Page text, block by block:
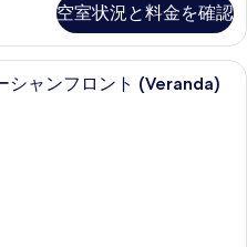
空室状況と料金を確認
高級寝具、セーフティボックス (室
シャンフロント (Veranda)